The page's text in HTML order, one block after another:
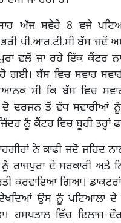
ਅੱਜ ਸਵੇਰੇ 8 ਵਜੇ
ਪੀ.ਆਰ.ਟੀ.ਸੀ ਬੱਸ ਜਦੋਂ
ਵਲੋਂ ਜਾ ਰਹੇ ਇੱਕ ਕੈਂਟਰ
ਗਈ। ਬੱਸ ਵਿਚ ਸਵਾਰ
ਸੀ ਕਿ ਬੱਸ ਵਿਚ
ਦੋ ਦਰਜਨ ਤੋਂ ਵੱਧ ਸਵਾਰੀਆਂ
ਨੂੰ ਕੈਂਟਰ ਵਿਚ ਬੂਰੀ ਤਰ੍ਹਾਂ
ਨੇ ਕਾਫੀ ਜਦੋ ਜਹਿਦ
ਰਾਜਪੁਰਾ ਦੇ ਸਰਕਾਰੀ ਅਤੇ
ਕਰਵਾਇਆ ਗਿਆ।
ਉਸ ਨੂੰ ਪਟਿਆਲਾ ਦੇ
ਹਸਪਤਾਲ ਵਿੱਚ ਇਲਾਜ